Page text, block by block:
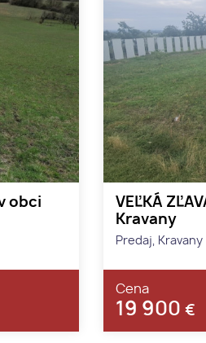
obci
VEĽKÁ
Kravany
Predaj, Kravany
Cena
19 900 €